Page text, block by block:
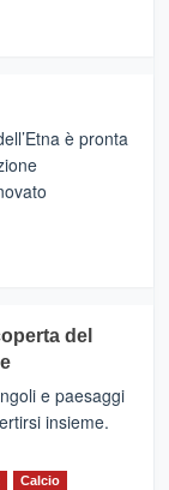
è pronta
del
e paesaggi
insieme.
Calcio